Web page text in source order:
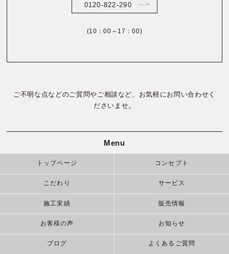
0120-822-290
(10：00～17：00)
ご不明な点などのご質問やご相談など、お気軽にお問い合わせく
ださいませ。
Menu
トップページ コンセプト
こだわり サービス
施工実績 販売情報
お客様の声 お知らせ
ブログ よくあるご質問